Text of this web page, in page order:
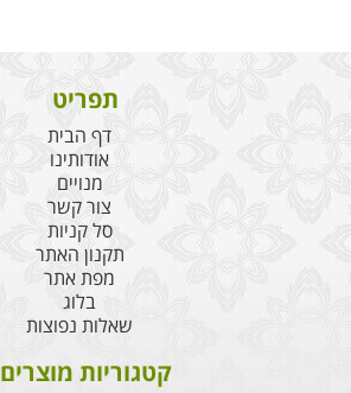
תפריט
דף הבית
אודותינו
מנויים
צור קשר
סל קניות
תקנון האתר
מפת אתר
בלוג
שאלות נפוצות
קטגוריות מוצרים